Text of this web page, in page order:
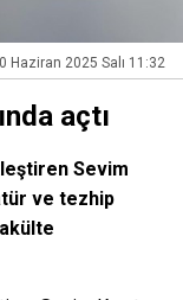
Haziran 2025 Salı 11:32
açtı
Sevim
ve tezhip